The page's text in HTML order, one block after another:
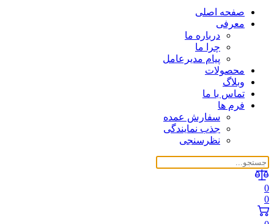
صفحه اصلی
معرفی
درباره ما
چرا ما
پیام مدیرعامل
محصولات
وبلاگ
تماس با ما
فرم ها
سفارش عمده
جذب نمایندگی
نظرسنجی
0
0